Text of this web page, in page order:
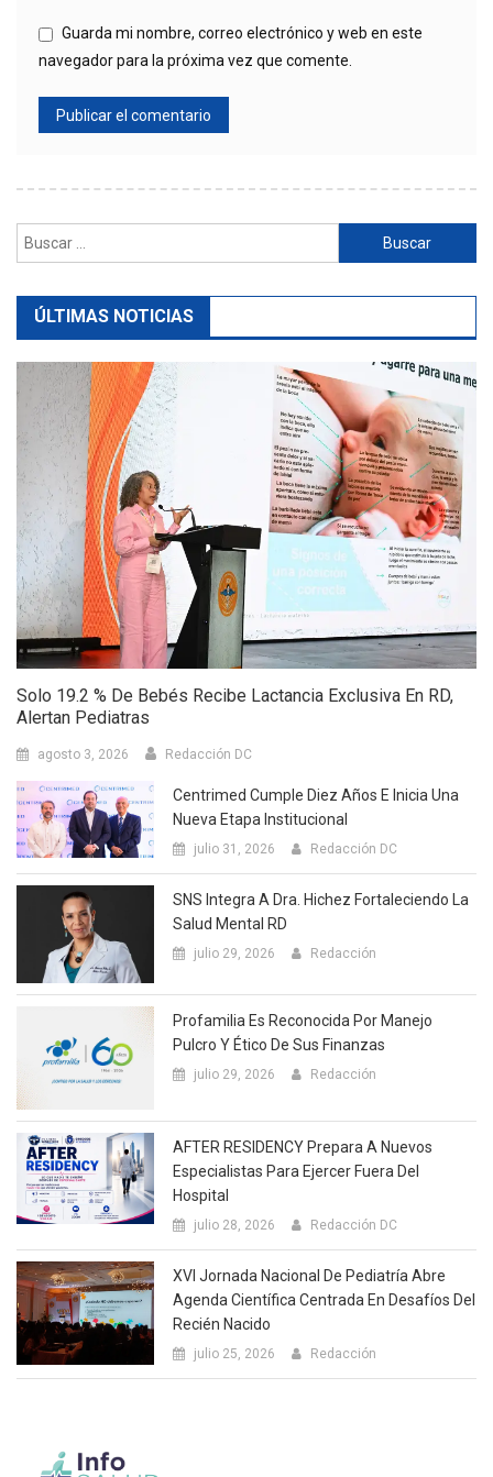
Guarda mi nombre, correo electrónico y web en este
navegador para la próxima vez que comente.
Buscar:
ÚLTIMAS NOTICIAS
Solo 19.2 % De Bebés Recibe Lactancia Exclusiva En RD,
Alertan Pediatras
agosto 3, 2026 Redacción DC
Centrimed Cumple Diez Años E Inicia Una
Nueva Etapa Institucional
julio 31, 2026 Redacción DC
SNS Integra A Dra. Hichez Fortaleciendo La
Salud Mental RD
julio 29, 2026 Redacción
Profamilia Es Reconocida Por Manejo
Pulcro Y Ético De Sus Finanzas
julio 29, 2026 Redacción
AFTER RESIDENCY Prepara A Nuevos
Especialistas Para Ejercer Fuera Del
Hospital
julio 28, 2026 Redacción DC
XVI Jornada Nacional De Pediatría Abre
Agenda Científica Centrada En Desafíos Del
Recién Nacido
julio 25, 2026 Redacción